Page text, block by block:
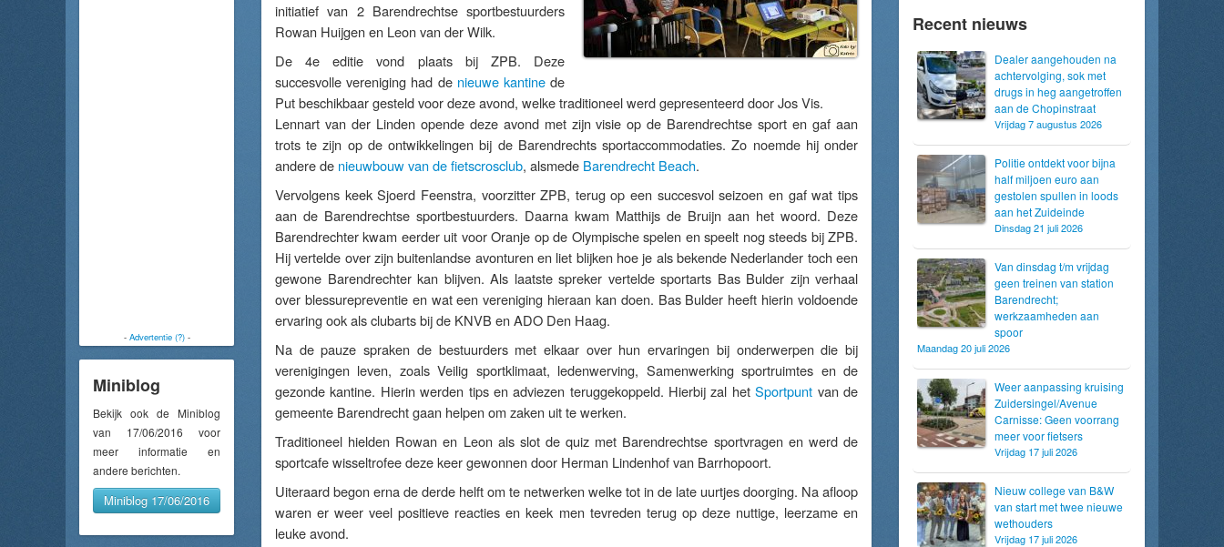
- Advertentie (?)-
Miniblog
Bekijk ook de Miniblog
van 17/06/2016 voor
meer informatie en
andere berichten.
Miniblog 17/06/2016
initiatief van 2 Barendrechtse sportbestuurders
Rowan Huijgen en Leon van der Wilk.
De 4e editie vond plaats bij ZPB. Deze
succesvolle vereniging had de nieuwe kantinede
Put beschikbaar gesteld voor deze avond, welke traditioneel werd gepresenteerd door Jos Vis.
Lennart van der Linden opende deze avond met zijn visie op de Barendrechtse sport en gaf aan
trots te zijn op de ontwikkelingen bij de Barendrechts sportaccommodaties. Zo noemde hij onder
andere de nieuwbouw van de fietscrosclub, alsmede Barendrecht Beach.
Vervolgens keek Sjoerd Feenstra, voorzitter ZPB, terug op een succesvol seizoen en gaf wat tips
aan de Barendrechtse sportbestuurders. Daarna kwam Matthijs de Bruijn aan het woord. Deze
Barendrechter kwam eerder uit voor Oranje op de Olympische spelen en speelt nog steeds bij ZPB.
Hij vertelde over zijn buitenlandse avonturen en liet blijken hoe je als bekende Nederlander toch een
gewone Barendrechter kan blijven. Als laatste spreker vertelde sportarts Bas Bulder zijn verhaal
over blessurepreventie en wat een vereniging hieraan kan doen. Bas Bulder heeft hierin voldoende
ervaring ook als clubarts bij de KNVB en ADO Den Haag.
Na de pauze spraken de bestuurders met elkaar over hun ervaringen bij onderwerpen die bij
verenigingen leven, zoals Veilig sportklimaat, ledenwerving, Samenwerking sportruimtes en de
gezonde kantine. Hierin werden tips en adviezen teruggekoppeld. Hierbij zal hetSportpunt van de
gemeente Barendrecht gaan helpen om zaken uit te werken.
Traditioneel hielden Rowan en Leon als slot de quiz met Barendrechtse sportvragen en werd de
sportcafe wisseltrofee deze keer gewonnen door Herman Lindenhof van Barrhopoort.
Uiteraard begon erna de derde helft om te netwerken welke tot in de late uurtjes doorging. Na afloop
waren er weer veel positieve reacties en keek men tevreden terug op deze nuttige, leerzame en
leuke avond.
Recent nieuws
Dealer aangehouden na
achtervolging, sok met
drugs in heg aangetroffen
aan de Chopinstraat
Vrijdag 7 augustus 2026
Politie ontdekt voor bijna
half miljoen euro aan
gestolen spullen in loods
aan het Zuideinde
Dinsdag 21 juli 2026
Van dinsdag t/m vrijdag
geen treinen van station
Barendrecht;
werkzaamheden aan
spoor
Maandag 20 juli 2026
Weer aanpassing kruising
Zuidersingel/Avenue
Carnisse: Geen voorrang
meer voor fietsers
Vrijdag 17 juli 2026
Nieuw college van B&W
van start met twee nieuwe
wethouders
Vrijdag 17 juli 2026